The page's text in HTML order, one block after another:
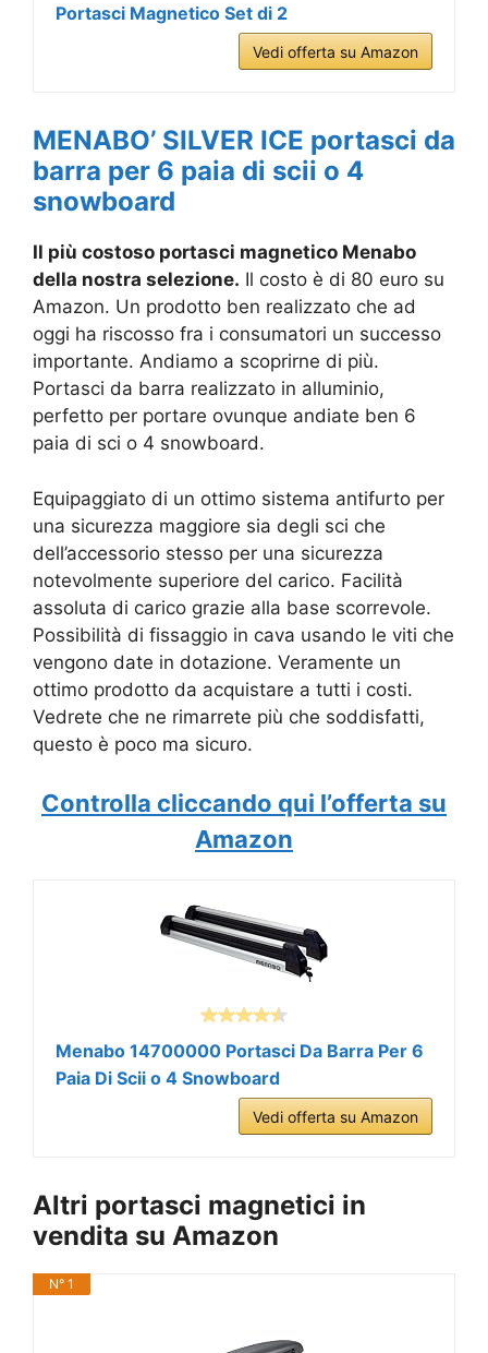
Portasci Magnetico Set di 2
Vedi offerta su Amazon
MENABO’ SILVER ICE portasci da
barra per 6 paia di scii o 4
snowboard
Il più costoso portasci magnetico Menabo
della nostra selezione. Il costo è di 80 euro su
Amazon. Un prodotto ben realizzato che ad
oggi ha riscosso fra i consumatori un successo
importante. Andiamo a scoprirne di più.
Portasci da barra realizzato in alluminio,
perfetto per portare ovunque andiate ben 6
paia di sci o 4 snowboard.
Equipaggiato di un ottimo sistema antifurto per
una sicurezza maggiore sia degli sci che
dell’accessorio stesso per una sicurezza
notevolmente superiore del carico. Facilità
assoluta di carico grazie alla base scorrevole.
Possibilità di fissaggio in cava usando le viti che
vengono date in dotazione. Veramente un
ottimo prodotto da acquistare a tutti i costi.
Vedrete che ne rimarrete più che soddisfatti,
questo è poco ma sicuro.
Controlla cliccando qui l’offerta su
Amazon
Menabo 14700000 Portasci Da Barra Per 6
Paia Di Scii o 4 Snowboard
Vedi offerta su Amazon
Altri portasci magnetici in
vendita su Amazon
N° 1